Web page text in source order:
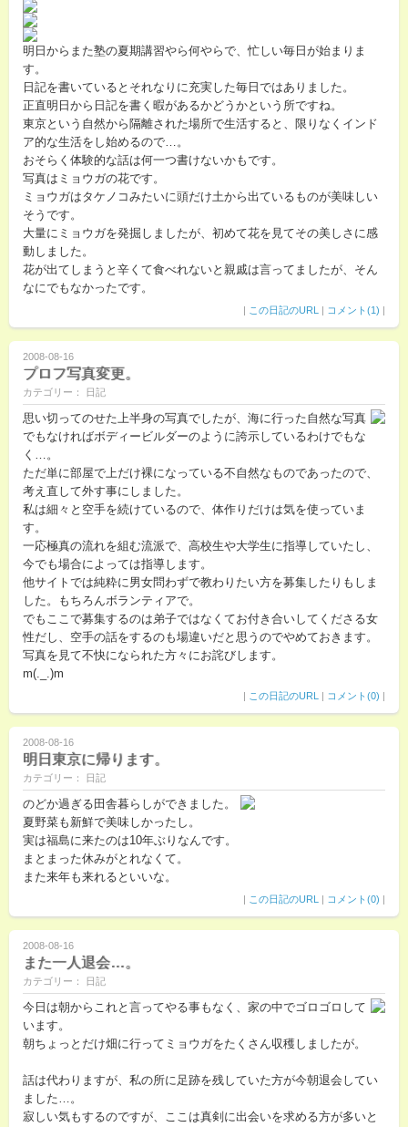
明日からまた塾の夏期講習やら何やらで、忙しい毎日が始まりま
す。
日記を書いているとそれなりに充実した毎日ではありました。
正直明日から日記を書く暇があるかどうかという所ですね。
東京という自然から隔離された場所で生活すると、限りなくインド
ア的な生活をし始めるので…。
おそらく体験的な話は何一つ書けないかもです。
写真はミョウガの花です。
ミョウガはタケノコみたいに頭だけ土から出ているものが美味しい
そうです。
大量にミョウガを発掘しましたが、初めて花を見てその美しさに感
動しました。
花が出てしまうと辛くて食べれないと親戚は言ってましたが、そん
なにでもなかったです。
| この日記のURL | コメント(1) |
2008-08-16
プロフ写真変更。
カテゴリー： 日記
思い切ってのせた上半身の写真でしたが、海に行った自然な写真
でもなければボディービルダーのように誇示しているわけでもな
く…。
ただ単に部屋で上だけ裸になっている不自然なものであったので、
考え直して外す事にしました。
私は細々と空手を続けているので、体作りだけは気を使っていま
す。
一応極真の流れを組む流派で、高校生や大学生に指導していたし、
今でも場合によっては指導します。
他サイトでは純粋に男女問わずで教わりたい方を募集したりもしま
した。もちろんボランティアで。
でもここで募集するのは弟子ではなくてお付き合いしてくださる女
性だし、空手の話をするのも場違いだと思うのでやめておきます。
写真を見て不快になられた方々にお詫びします。
m(._.)m
| この日記のURL | コメント(0) |
2008-08-16
明日東京に帰ります。
カテゴリー： 日記
のどか過ぎる田舎暮らしができました。
夏野菜も新鮮で美味しかったし。
実は福島に来たのは10年ぶりなんです。
まとまった休みがとれなくて。
また来年も来れるといいな。
| この日記のURL | コメント(0) |
2008-08-16
また一人退会…。
カテゴリー： 日記
今日は朝からこれと言ってやる事もなく、家の中でゴロゴロして
います。
朝ちょっとだけ畑に行ってミョウガをたくさん収穫しましたが。
話は代わりますが、私の所に足跡を残していた方が今朝退会してい
ました…。
寂しい気もするのですが、ここは真剣に出会いを求める方が多いと